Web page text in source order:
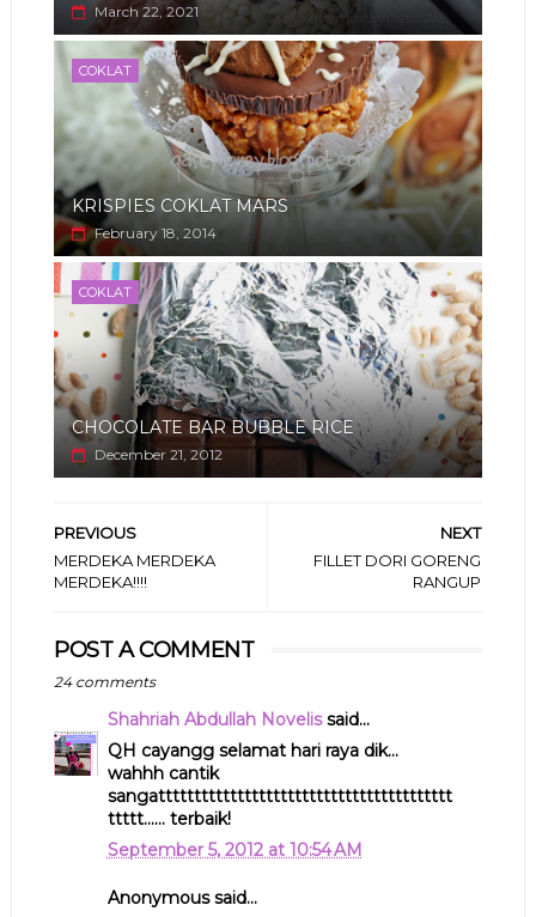
March 22, 2021
COKLAT
KRISPIES COKLAT MARS
February 18, 2014
COKLAT
CHOCOLATE BAR BUBBLE RICE
December 21, 2012
NEXT
FILLET DORI GORENG
RANGUP
PREVIOUS
MERDEKA MERDEKA
MERDEKA!!!!
POST A COMMENT
24 comments
Shahriah Abdullah Novelissaid...
QH cayangg selamat hari raya dik...
wahhh cantik
sangattttttttttttttttttttttttttttttttttttttttt
ttttt...... terbaik!
September 5, 2012 at 10:54 AM
Anonymous said...